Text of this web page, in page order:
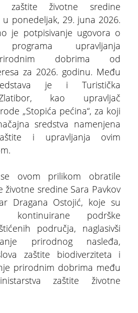
zaštite životne sredine
u ponedeljak, 29. juna 2026.
je potpisivanje ugovora o
programa upravljanja
dobrima od
za 2026. godinu. Među
je i Turistička
kao upravljač
„Stopića pećina“, za koji
sredstva namenjena
i upravljanja ovim
ovom prilikom obratile
životne sredine Sara Pavkov
Dragana Ostojić, koje su
kontinuirane podrške
područja, naglasivši
prirodnog nasleđa,
zaštite biodiverziteta i
prirodnim dobrima među
zaštite životne
VIDETI FEATURED
Dino park